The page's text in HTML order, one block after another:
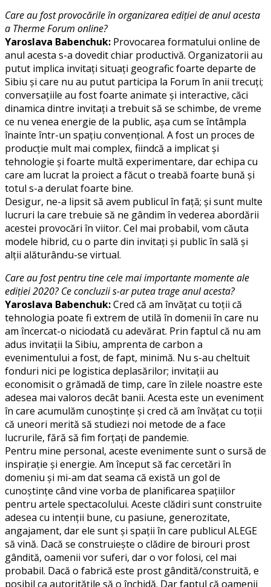
Care au fost provocările în organizarea ediției de anul acesta
a Therme Forum online?
Yaroslava Babenchuk: Provocarea formatului online de
anul acesta s-a dovedit chiar productivă. Organizatorii au
putut implica invitați situați geografic foarte departe de
Sibiu și care nu au putut participa la Forum în anii trecuți;
conversațiile au fost foarte animate și interactive, căci
dinamica dintre invitați a trebuit să se schimbe, de vreme
ce nu venea energie de la public, așa cum se întâmpla
înainte într-un spațiu convențional. A fost un proces de
producție mult mai complex, fiindcă a implicat și
tehnologie și foarte multă experimentare, dar echipa cu
care am lucrat la proiect a făcut o treabă foarte bună și
totul s-a derulat foarte bine.
Desigur, ne-a lipsit să avem publicul în față; și sunt multe
lucruri la care trebuie să ne gândim în vederea abordării
acestei provocări în viitor. Cel mai probabil, vom căuta
modele hibrid, cu o parte din invitați și public în sală și
alții alăturându-se virtual.
Care au fost pentru tine cele mai importante momente ale
ediției 2020? Ce concluzii s-ar putea trage anul acesta?
Yaroslava Babenchuk:Cred că am învățat cu toții că
tehnologia poate fi extrem de utilă în domenii în care nu
am încercat-o niciodată cu adevărat. Prin faptul că nu am
adus invitații la Sibiu, amprenta de carbon a
evenimentului a fost, de fapt, minimă. Nu s-au cheltuit
fonduri nici pe logistica deplasărilor; invitații au
economisit o grămadă de timp, care în zilele noastre este
adesea mai valoros decât banii. Acesta este un eveniment
în care acumulăm cunoștințe și cred că am învățat cu toții
că uneori merită să studiezi noi metode de a face
lucrurile, fără să fim forțați de pandemie.
Pentru mine personal, aceste evenimente sunt o sursă de
inspirație și energie. Am început să fac cercetări în
domeniu și mi-am dat seama că există un gol de
cunoștințe când vine vorba de planificarea spațiilor
pentru artele spectacolului. Aceste clădiri sunt construite
adesea cu intenții bune, cu pasiune, generozitate,
angajament, dar ele sunt și spații în care publicul ALEGE
să vină. Dacă se construiește o clădire de birouri prost
gândită, oamenii vor suferi, dar o vor folosi, cel mai
probabil. Dacă o fabrică este prost gândită/construită, e
posibil ca autoritățile să o închidă. Dar faptul că oamenii